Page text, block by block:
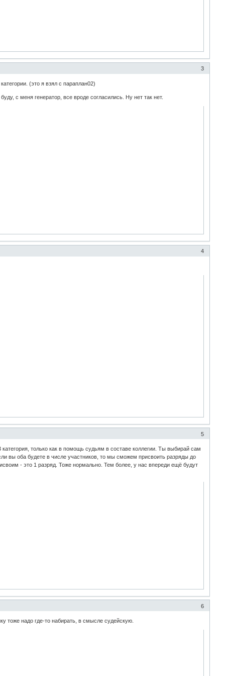
3
(это я взял с параплан02)
с меня генератор, все вроде согласились. Ну нет так нет.
4
5
только как в помощь судьям в составе коллегии. Ты выбирай сам
оба будете в числе участников, то мы сможем присвоить разряды до
- это 1 разряд. Тоже нормально. Тем более, у нас впереди ещё будут
6
тоже надо где-то набирать, в смысле судейскую.